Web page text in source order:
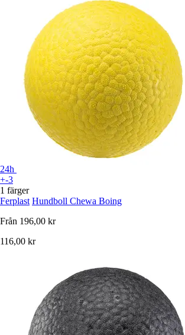
24h
+-3
1 färger
Ferplast Hundboll Chewa Boing
Från 196,00 kr
116,00 kr